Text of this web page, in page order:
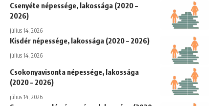
Csenyéte népessége, lakossága (2020 –
2026)
július 14, 2026
Kisdér népessége, lakossága (2020 – 2026)
július 14, 2026
Csokonyavisonta népessége, lakossága
(2020 – 2026)
július 14, 2026